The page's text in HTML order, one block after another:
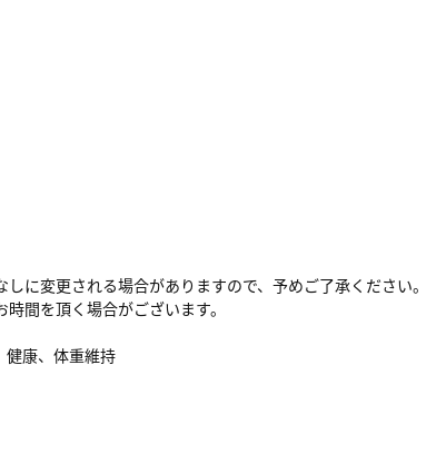
に変更される場合がありますので、予めご了承ください。
間を頂く場合がございます。
健康、体重維持